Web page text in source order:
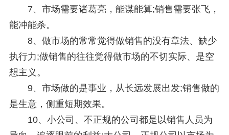
7、市场需要诸葛亮，能谋能算;销售需要张飞，
能冲能杀。
8、做市场的常常觉得做销售的没有章法、缺少
执行力;做销售的往往觉得做市场的不切实际、是空
想主义。
9、市场做的是事业，从长远发展出发;销售做的
是生意，侧重短期效果。
10、小公司、不正规的公司都是以销售人员为